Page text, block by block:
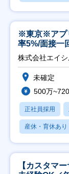
※東京※アプ
率5%/面接一
株式会社エイ
未確定
500万
正社員採用
産休・育休あり
【カスタマ